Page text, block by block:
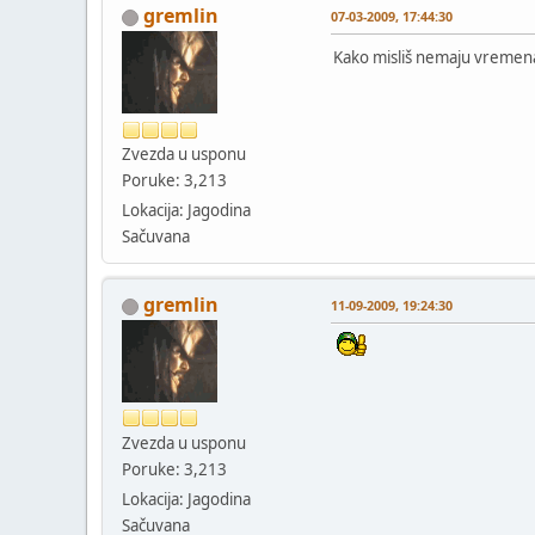
gremlin
Zvezda u usponu
Poruke: 3,213
Lokacija: Jagodina
Sačuvana
07-03-2009, 17:44:30
Kako misliš nemaju
gremlin
Zvezda u usponu
Poruke: 3,213
Lokacija: Jagodina
Sačuvana
11-09-2009, 19:24:30